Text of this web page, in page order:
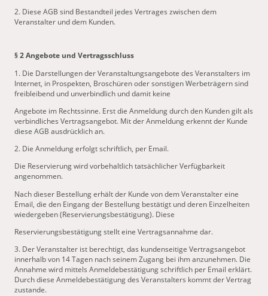
2. Diese AGB sind Bestandteil jedes Vertrages zwischen dem
Veranstalter und dem Kunden.
§ 2 Angebote und Vertragsschluss
1. Die Darstellungen der Veranstaltungsangebote des Veranstalters im
Internet, in Prospekten, Broschüren oder sonstigen Werbeträgern sind
freibleibend und unverbindlich und damit keine
Angebote im Rechtssinne. Erst die Anmeldung durch den Kunden gilt als
verbindliches Vertragsangebot. Mit der Anmeldung erkennt der Kunde
diese AGB ausdrücklich an.
2. Die Anmeldung erfolgt schriftlich, per Email.
Die Reservierung wird vorbehaltlich tatsächlicher Verfügbarkeit
angenommen.
Nach dieser Bestellung erhält der Kunde von dem Veranstalter eine
Email, die den Eingang der Bestellung bestätigt und deren Einzelheiten
wiedergeben (Reservierungsbestätigung). Diese
Reservierungsbestätigung stellt eine Vertragsannahme dar.
3. Der Veranstalter ist berechtigt, das kundenseitige Vertragsangebot
innerhalb von 14 Tagen nach seinem Zugang bei ihm anzunehmen. Die
Annahme wird mittels Anmeldebestätigung schriftlich per Email erklärt.
Durch diese Anmeldebestätigung des Veranstalters kommt der Vertrag
zustande.